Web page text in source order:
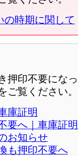
の時期に関して
押印不要にな
ご覧ください。
庫証明
要へ｜車庫証明
お知らせ
も押印不要へ